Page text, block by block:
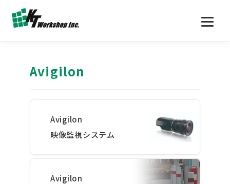
Avigilon
Avigilon
映像監視システム
Avigilon